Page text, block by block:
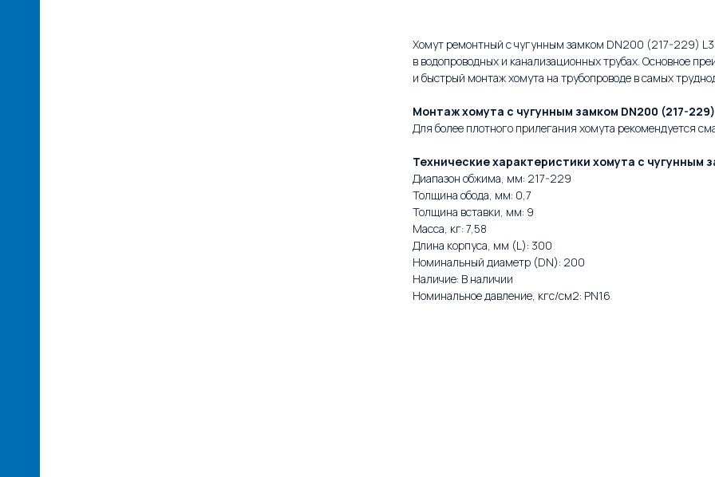
Хомут ремонтный с чугунным замком DN200 (217-229)
в водопроводных и канализационных трубах. Основное
и быстрый монтаж хомута на трубопроводе в самых
Монтаж хомута с чугунным замком DN200 (217-229)
Для более плотного прилегания хомута рекомендуется
Технические характеристики хомута с чугунным
Диапазон обжима, мм: 217-229
Толщина обода, мм: 0,7
Толщина вставки, мм: 9
Масса, кг: 7,58
Длина корпуса, мм (L): 300
Номинальный диаметр (DN): 200
Наличие: В наличии
Номинальное давление, кгс/см2: PN16